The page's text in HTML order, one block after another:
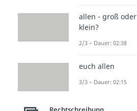
allen - groß oder
klein?
2/3 – Dauer: 02:38
euch allen
3/3 – Dauer: 02:15